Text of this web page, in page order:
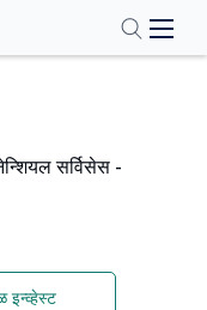
सर्विसेस -
इन्व्हेस्ट